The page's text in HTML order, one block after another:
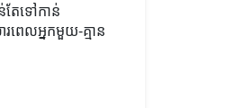
ែទៅកាន់
ពេលអ្នកមួយ-គ្មាន